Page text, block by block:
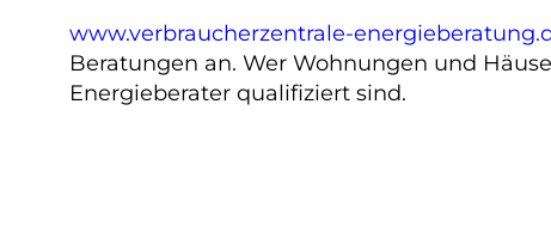
www.verbraucherzentrale-
Beratungen an. Wer Wohnungen und
Energieberater qualifiziert sind.